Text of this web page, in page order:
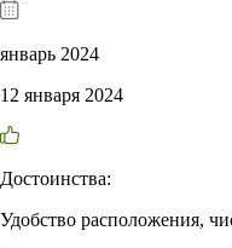
январь 2024
12 января 2024
Достоинства:
Удобство расположения,